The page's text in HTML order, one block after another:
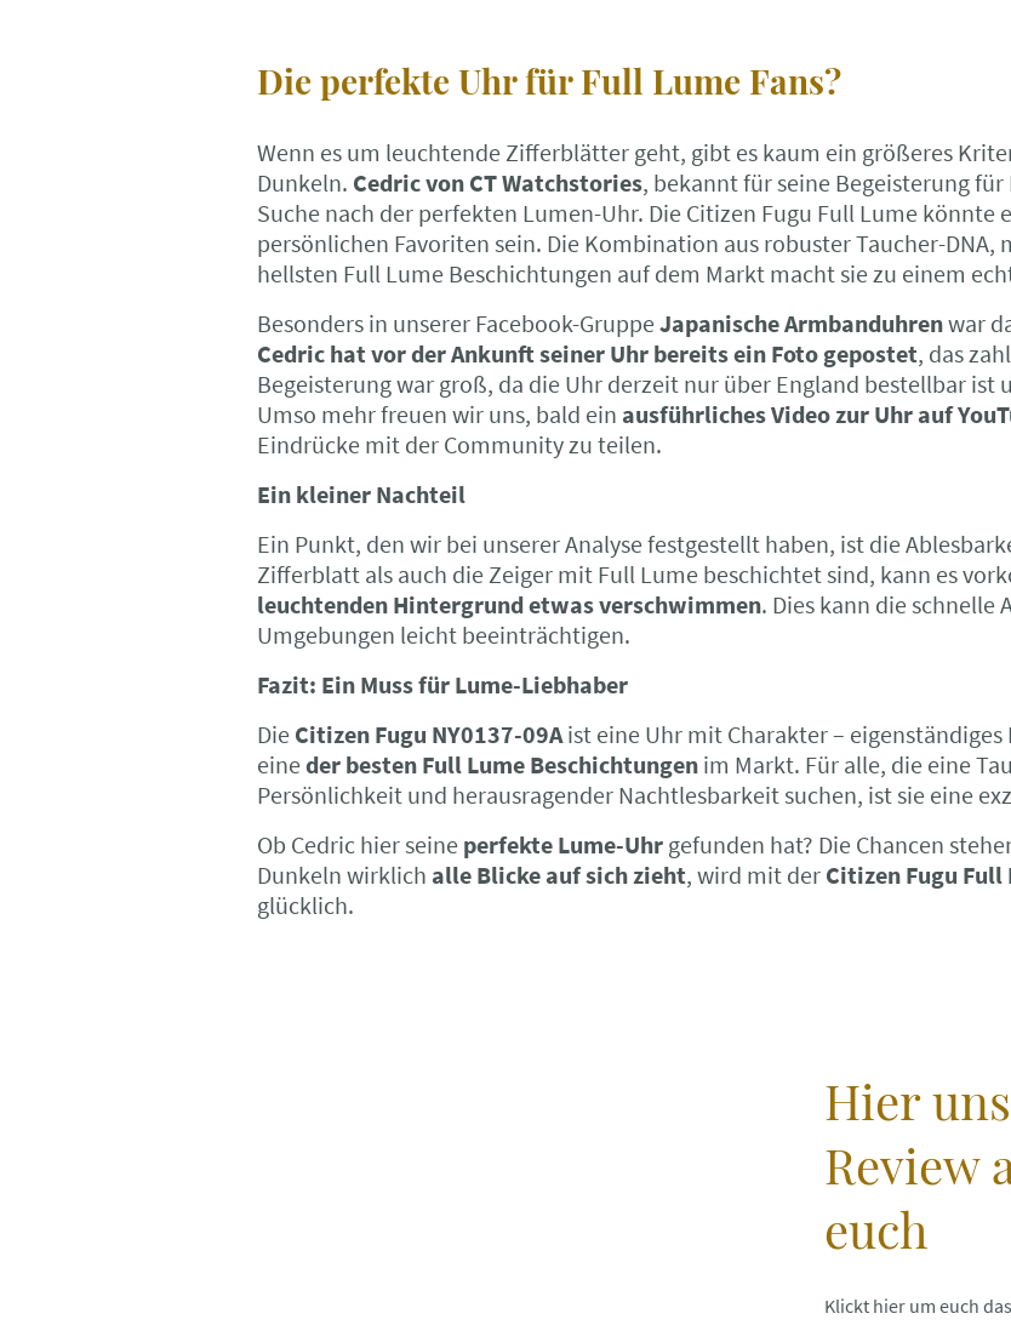
Die perfekte Uhr für Full Lume Fans?
Wenn es um leuchtende Zifferblätter geht, gibt es kaum ein größeres
Dunkeln. Cedric von CT Watchstories, bekannt für seine Begeisterung
Suche nach der perfekten Lumen-Uhr. Die Citizen Fugu Full Lume
persönlichen Favoriten sein. Die Kombination aus robuster Taucher-DNA,
hellsten Full Lume Beschichtungen auf dem Markt macht sie zu einem
Besonders in unserer Facebook-GruppeJapanische Armbanduhrenwar
Cedric hat vor der Ankunft seiner Uhr bereits ein Foto gepostet, das
Begeisterung war groß, da die Uhr derzeit nur über England bestellbar
Umso mehr freuen wir uns, bald ein ausführliches Video zur Uhr auf
Eindrücke mit der Community zu teilen.
Ein kleiner Nachteil
Ein Punkt, den wir bei unserer Analyse festgestellt haben, ist die
Zifferblatt als auch die Zeiger mit Full Lume beschichtet sind, kann es
leuchtenden Hintergrund etwas verschwimmen. Dies kann die schnelle
Umgebungen leicht beeinträchtigen.
Fazit: Ein Muss für Lume-Liebhaber
Die Citizen Fugu NY0137-09Aist eine Uhr mit Charakter – eigenständiges
eineder besten Full Lume Beschichtungen im Markt. Für alle, die eine
Persönlichkeit und herausragender Nachtlesbarkeit suchen, ist sie eine
Ob Cedric hier seine perfekte Lume-Uhr gefunden hat? Die Chancen
Dunkeln wirklich alle Blicke auf sich zieht, wird mit der Citizen Fugu Full
glücklich.
Hier
Review
euch
Klickt hier um euch